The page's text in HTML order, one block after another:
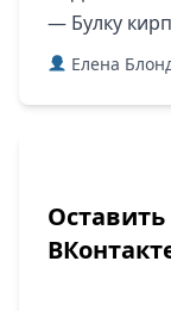
— Булку
Елена